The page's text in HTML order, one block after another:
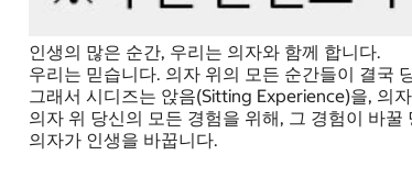
인생의 많은 순간, 우리는 의자와 함께 합니다.
우리는 믿습니다. 의자 위의 모든 순간들이 결국
그래서 시디즈는 앉음(Sitting Experience)을, 의
의자 위 당신의 모든 경험을 위해, 그 경험이 바꿀
의자가 인생을 바꿉니다.